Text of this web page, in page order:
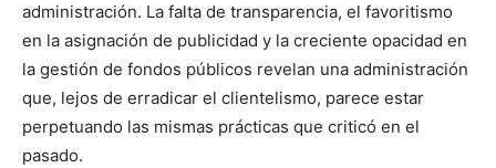
administración. La falta de transparencia, el favoritismo
en la asignación de publicidad y la creciente opacidad en
la gestión de fondos públicos revelan una administración
que, lejos de erradicar el clientelismo, parece estar
perpetuando las mismas prácticas que criticó en el
pasado.